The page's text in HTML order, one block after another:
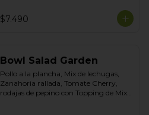
$7.490
Bowl Salad Garden
Pollo a la plancha, Mix de lechugas,
Zanahoria rallada, Tomate Cherry,
rodajas de pepino con Topping de Mix